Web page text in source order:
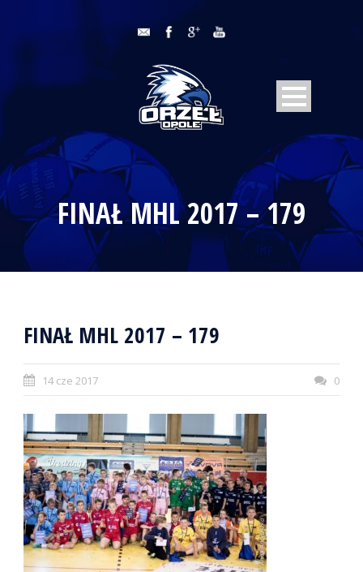
FINAŁ MHL 2017 – 179
FINAŁ MHL 2017 – 179
14 cze 2017 0